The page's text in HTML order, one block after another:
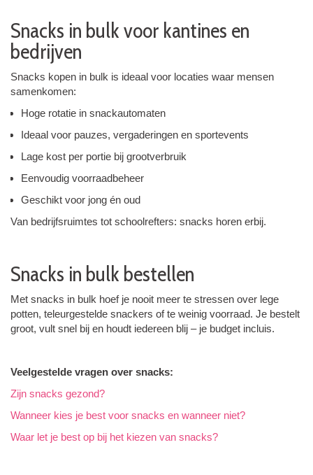
Snacks in bulk voor kantines en
bedrijven
Snacks kopen in bulk is ideaal voor locaties waar mensen
samenkomen:
Hoge rotatie in snackautomaten
Ideaal voor pauzes, vergaderingen en sportevents
Lage kost per portie bij grootverbruik
Eenvoudig voorraadbeheer
Geschikt voor jong én oud
Van bedrijfsruimtes tot schoolrefters: snacks horen erbij.
Snacks in bulk bestellen
Met snacks in bulk hoef je nooit meer te stressen over lege
potten, teleurgestelde snackers of te weinig voorraad. Je bestelt
groot, vult snel bij en houdt iedereen blij – je budget incluis.
Veelgestelde vragen over snacks:
Zijn snacks gezond?
Wanneer kies je best voor snacks en wanneer niet?
Waar let je best op bij het kiezen van snacks?